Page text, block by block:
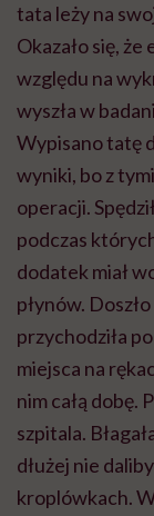
tata leży na
Okazało się,
względu na
wyszła w
Wypisano tatę
wyniki, bo z
operacji.
podczas
dodatek miał
płynów.
przychodziła
miejsca na
nim całą dobę.
szpitala.
dłużej nie
kroplówkach.